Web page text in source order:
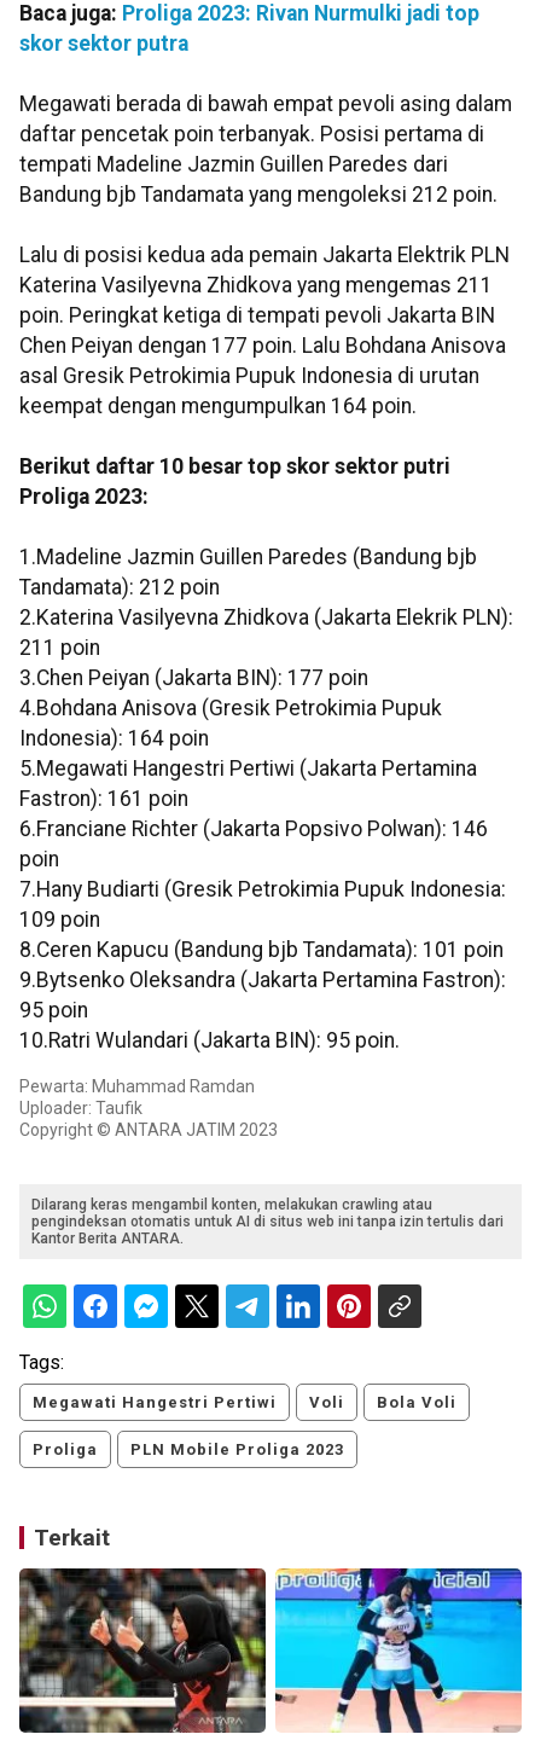
Baca juga: Proliga 2023: Rivan Nurmulki jadi top
skor sektor putra
Megawati berada di bawah empat pevoli asing dalam
daftar pencetak poin terbanyak. Posisi pertama di
tempati Madeline Jazmin Guillen Paredes dari
Bandung bjb Tandamata yang mengoleksi 212 poin.
Lalu di posisi kedua ada pemain Jakarta Elektrik PLN
Katerina Vasilyevna Zhidkova yang mengemas 211
poin. Peringkat ketiga di tempati pevoli Jakarta BIN
Chen Peiyan dengan 177 poin. Lalu Bohdana Anisova
asal Gresik Petrokimia Pupuk Indonesia di urutan
keempat dengan mengumpulkan 164 poin.
Berikut daftar 10 besar top skor sektor putri
Proliga 2023:
1.Madeline Jazmin Guillen Paredes (Bandung bjb
Tandamata): 212 poin
2.Katerina Vasilyevna Zhidkova (Jakarta Elekrik PLN):
211 poin
3.Chen Peiyan (Jakarta BIN): 177 poin
4.Bohdana Anisova (Gresik Petrokimia Pupuk
Indonesia): 164 poin
5.Megawati Hangestri Pertiwi (Jakarta Pertamina
Fastron): 161 poin
6.Franciane Richter (Jakarta Popsivo Polwan): 146
poin
7.Hany Budiarti (Gresik Petrokimia Pupuk Indonesia:
109 poin
8.Ceren Kapucu (Bandung bjb Tandamata): 101 poin
9.Bytsenko Oleksandra (Jakarta Pertamina Fastron):
95 poin
10.Ratri Wulandari (Jakarta BIN): 95 poin.
Pewarta: Muhammad Ramdan
Uploader: Taufik
Copyright © ANTARA JATIM 2023
Dilarang keras mengambil konten, melakukan crawling atau
pengindeksan otomatis untuk AI di situs web ini tanpa izin tertulis dari
Kantor Berita ANTARA.
Tags:
Megawati Hangestri Pertiwi Voli Bola Voli
Proliga PLN Mobile Proliga 2023
Terkait